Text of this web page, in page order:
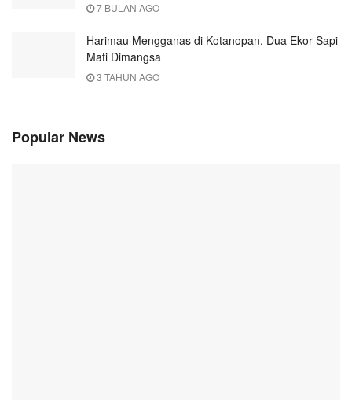
7 BULAN AGO
Harimau Mengganas di Kotanopan, Dua Ekor Sapi
Mati Dimangsa
3 TAHUN AGO
Popular News